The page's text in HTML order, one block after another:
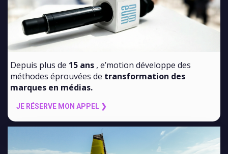
Depuis plus de 15 ans , e’motion développe des
méthodes éprouvées de transformation des
marques en médias.
JE RÉSERVE MON APPEL ❯